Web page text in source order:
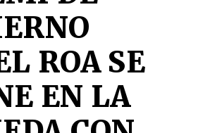
ROA SE
EN LA